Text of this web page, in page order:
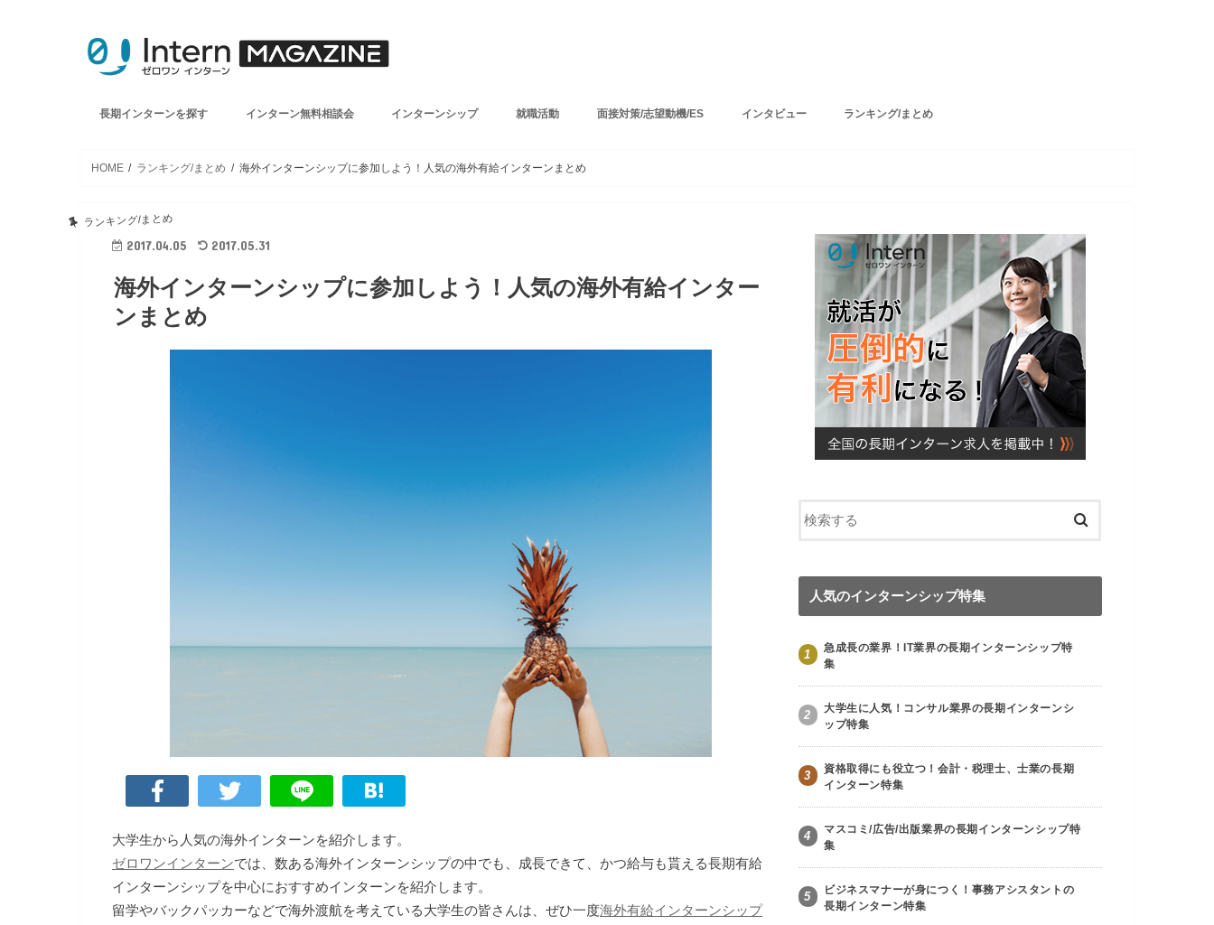
長期インターンを探す インターン無料相談会 インターンシップ 就職活動 面接対策/志望動機/ES インタビュー ランキング/まとめ
HOME ランキング/まとめ 海外インターンシップに参加しよう！人気の海外有給インターンまとめ
ランキング/まとめ
2017.04.05 2017.05.31
海外インターンシップに参加しよう！人気の海外有給インター
ンまとめ
大学生から人気の海外インターンを紹介します。
ゼロワンインターンでは、数ある海外インターンシップの中でも、成長できて、かつ給与も貰える長期有給
インターンシップを中心におすすめインターンを紹介します。
留学やバックパッカーなどで海外渡航を考えている大学生の皆さんは、ぜひ一度海外有給インターンシップ
人気のインターンシップ特集
1
急成長の業界！IT業界の長期インターンシップ特
集
2
大学生に人気！コンサル業界の長期インターンシ
ップ特集
3
資格取得にも役立つ！会計・税理士、士業の長期
インターン特集
4
マスコミ/広告/出版業界の長期インターンシップ特
集
5
ビジネスマナーが身につく！事務アシスタントの
長期インターン特集